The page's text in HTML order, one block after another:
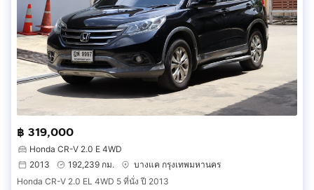
฿ 319,000
Honda CR-V 2.0 E 4WD
2013
192,239 กม.
บางแค กรุงเทพมหานคร
Honda CR-V 2.0 EL 4WD 5 ที่นั่ง ปี 2013